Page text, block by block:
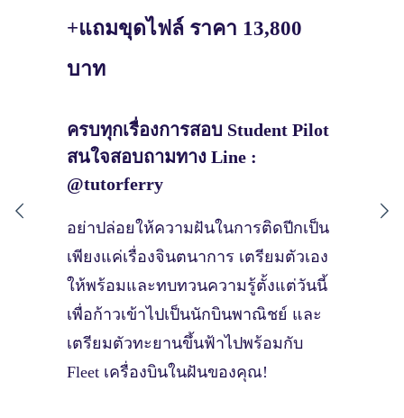
+แถมขุดไฟล์ ราคา 13,800
บาท
ครบทุกเรื่องการสอบ Student Pilot
สนใจสอบถามทาง Line :
@tutorferry
อย่าปล่อยให้ความฝันในการติดปีกเป็น
เพียงแค่เรื่องจินตนาการ เตรียมตัวเอง
ให้พร้อมและทบทวนความรู้ตั้งแต่วันนี้
เพื่อก้าวเข้าไปเป็นนักบินพาณิชย์ และ
เตรียมตัวทะยานขึ้นฟ้าไปพร้อมกับ
Fleet เครื่องบินในฝันของคุณ!